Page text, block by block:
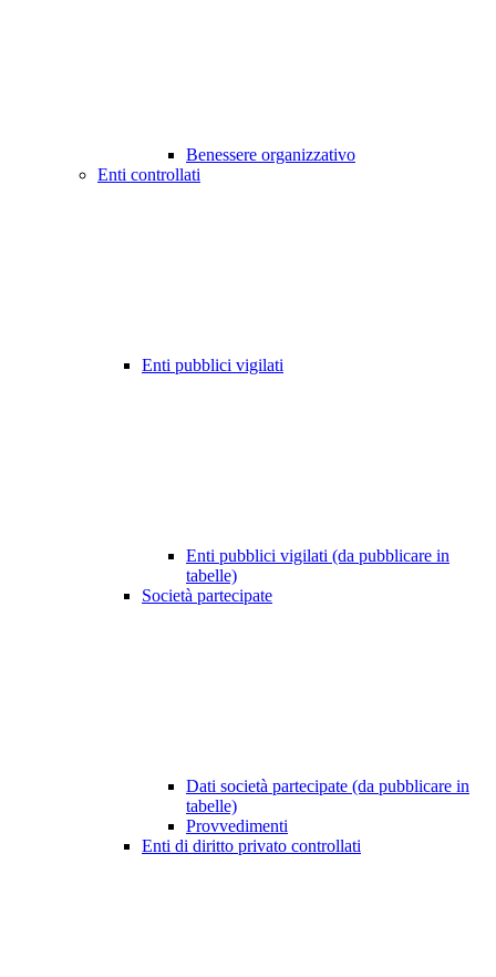
Benessere organizzativo
Enti controllati
Enti pubblici vigilati
Enti pubblici vigilati (da pubblicare in
tabelle)
Società partecipate
Dati società partecipate (da pubblicare in
tabelle)
Provvedimenti
Enti di diritto privato controllati